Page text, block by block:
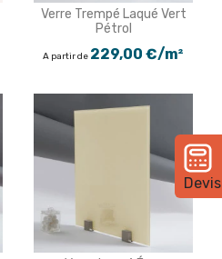
Devis
Verre Trempé Laqué Vert
Pétrol
A partir de 229,00 €/m²